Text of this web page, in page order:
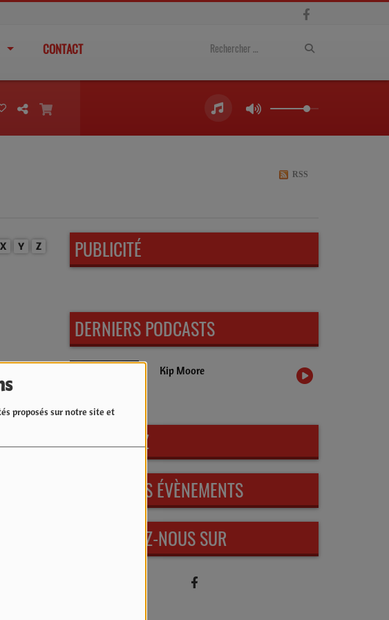
proposés sur notre site et
CONTACT
RSS
X Y Z PUBLICITÉ
DERNIERS PODCASTS
Kip Moore
PARTICIPEZ
PROCHAINS ÉVÈNEMENTS
RETROUVEZ-NOUS SUR